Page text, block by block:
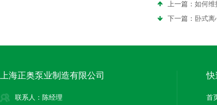
上一篇： 如何维
下一篇： 卧式
上海正奥泵业制造有限公司
联系人：陈经理
快
首